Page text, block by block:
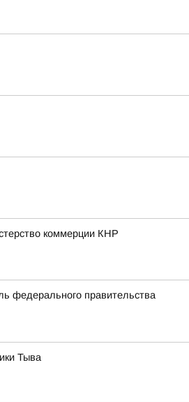
коммерции КНР
федерального правительства
Тыва